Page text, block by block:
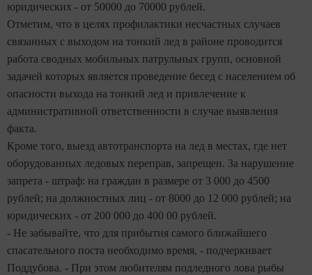
юридических - от 50000 до 70000 рублей.
Отметим, что в целях профилактики несчастных случаев
связанных с выходом на тонкий лед в районе проводится
работа сводных мобильных патрульных групп, основной
задачей которых является проведение бесед с населением об
опасности выхода на тонкий лед и привлечение к
административной ответственности в случае выявления
факта.
Кроме того, выезд автотранспорта на лед в местах, где нет
оборудованных ледовых переправ, запрещен. За нарушение
запрета - штраф: на граждан в размере от 3 000 до 4500
рублей; на должностных лиц - от 8000 до 12 000 рублей; на
юридических - от 200 000 до 400 00 рублей.
- Не забывайте, что для прибытия самого ближайшего
спасательного поста необходимо время, - подчеркивает
Поддубова. - При этом любителям подледного лова рыбы